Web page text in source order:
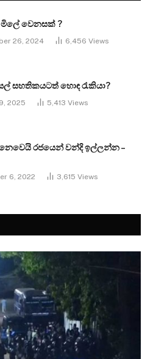
මිලේ වෙනසක් ?
26, 2024 6,456 Views
සහතිකයටත් හොඳ රැකියා?
2025 5,413 Views
රජයෙන් වන්දි ඉල්ලන්න –
6, 2022 3,615 Views